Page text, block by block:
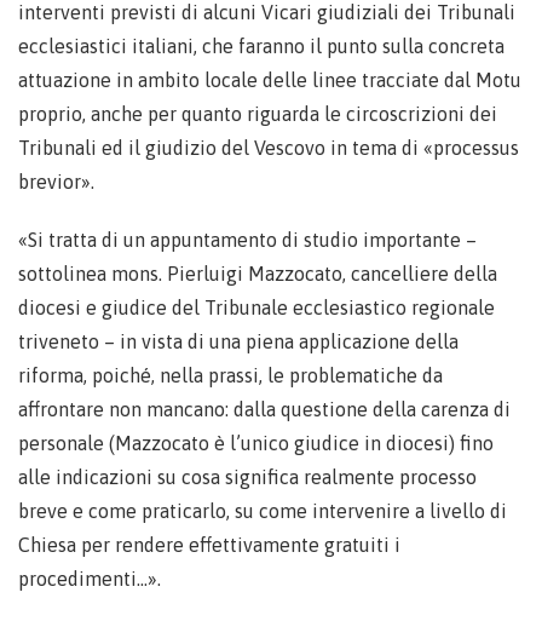
interventi previsti di alcuni Vicari giudiziali dei Tribunali
ecclesiastici italiani, che faranno il punto sulla concreta
attuazione in ambito locale delle linee tracciate dal Motu
proprio, anche per quanto riguarda le circoscrizioni dei
Tribunali ed il giudizio del Vescovo in tema di «processus
brevior».
«Si tratta di un appuntamento di studio importante –
sottolinea mons. Pierluigi Mazzocato, cancelliere della
diocesi e giudice del Tribunale ecclesiastico regionale
triveneto – in vista di una piena applicazione della
riforma, poiché, nella prassi, le problematiche da
affrontare non mancano: dalla questione della carenza di
personale (Mazzocato è l’unico giudice in diocesi) fino
alle indicazioni su cosa significa realmente processo
breve e come praticarlo, su come intervenire a livello di
Chiesa per rendere effettivamente gratuiti i
procedimenti…».